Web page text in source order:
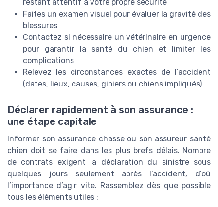
restant attentif à votre propre sécurité
Faites un examen visuel pour évaluer la gravité des
blessures
Contactez si nécessaire un vétérinaire en urgence
pour garantir la santé du chien et limiter les
complications
Relevez les circonstances exactes de l’accident
(dates, lieux, causes, gibiers ou chiens impliqués)
Déclarer rapidement à son assurance :
une étape capitale
Informer son assurance chasse ou son assureur santé
chien doit se faire dans les plus brefs délais. Nombre
de contrats exigent la déclaration du sinistre sous
quelques jours seulement après l’accident, d’où
l’importance d’agir vite. Rassemblez dès que possible
tous les éléments utiles :